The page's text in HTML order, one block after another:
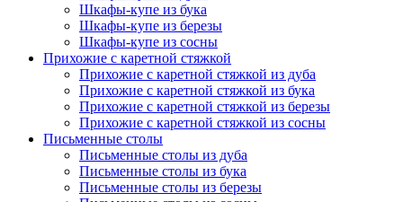
Шкафы-купе из бука
Шкафы-купе из березы
Шкафы-купе из сосны
Прихожие с каретной стяжкой
Прихожие с каретной стяжкой из дуба
Прихожие с каретной стяжкой из бука
Прихожие с каретной стяжкой из березы
Прихожие с каретной стяжкой из сосны
Письменные столы
Письменные столы из дуба
Письменные столы из бука
Письменные столы из березы